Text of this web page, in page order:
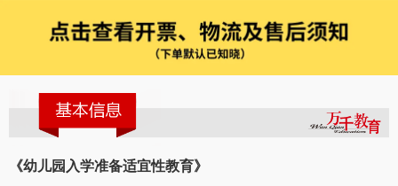
《幼儿园入学准备适宜性教育》